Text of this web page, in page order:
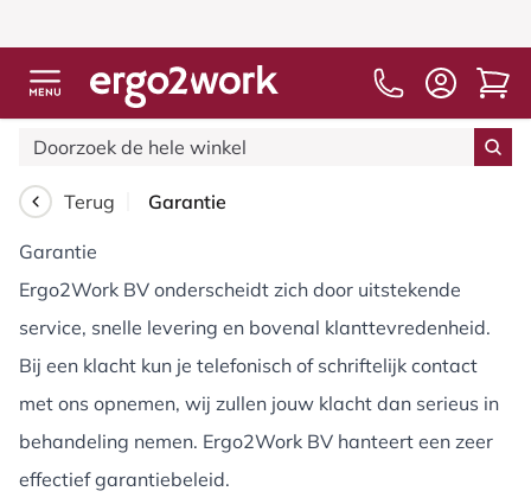
Terug Garantie
Garantie
Ergo2Work BV onderscheidt zich door uitstekende
service, snelle levering en bovenal klanttevredenheid.
Bij een klacht kun je telefonisch of schriftelijk contact
met ons opnemen, wij zullen jouw klacht dan serieus in
behandeling nemen. Ergo2Work BV hanteert een zeer
effectief garantiebeleid.